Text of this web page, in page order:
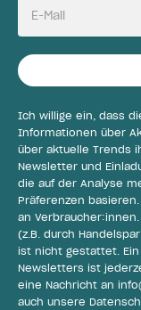
E-Mail
Ich willige ein, dass die
Informationen über
über aktuelle Trends
Newsletter und
die auf der Analyse
Präferenzen
an
(z.B. durch
ist nicht gestattet. Ein
Newsletters ist
eine Nachricht an
auch unsere